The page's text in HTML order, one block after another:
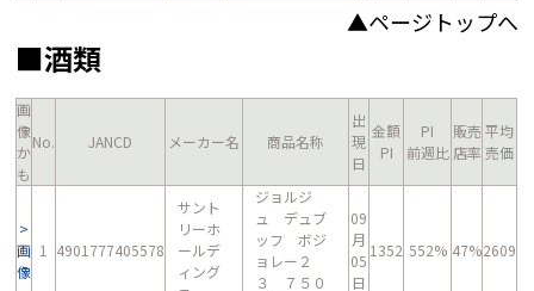
▲ページトップへ
■酒類
画
像
か
も
No. JANCD メーカー名 商品名称
出
現
日
金額
PI
PI
前週比
販売
店率
平均
売価
画
像
1 4901777405578
サント
リーホ
ールデ
ィング
ジョルジ
ュ デュブ
ッフ ボジ
ョレー２
３ ７５０
09
月
05
日
1352 552% 47%2609